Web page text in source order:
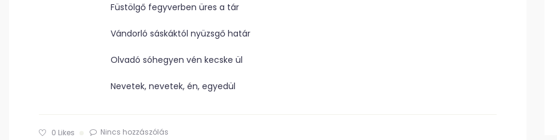
Füstölgő fegyverben üres a tár
Vándorló sáskáktól nyüzsgő határ
Olvadó sóhegyen vén kecske ül
Nevetek, nevetek, én, egyedül
0 Likes Nincs hozzászólás